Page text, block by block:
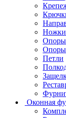
Ножки
Опоры
Опоры
Петли
Оконная